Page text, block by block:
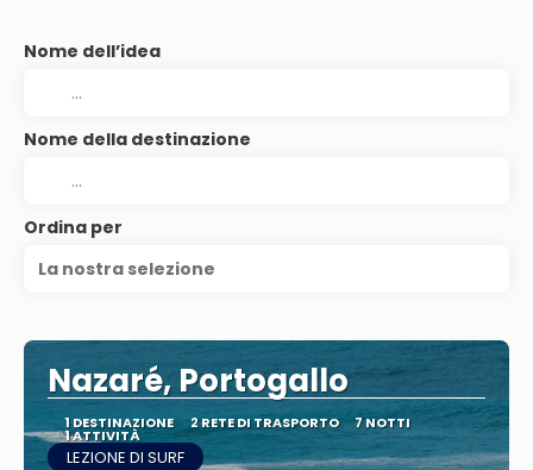
Nome dell’idea
Nome della destinazione
Ordina per
La nostra selezione
Nazaré, Portogallo
1 DESTINAZIONE 2 RETE DI TRASPORTO 7 NOTTI
1 ATTIVITÀ
LEZIONE DI SURF